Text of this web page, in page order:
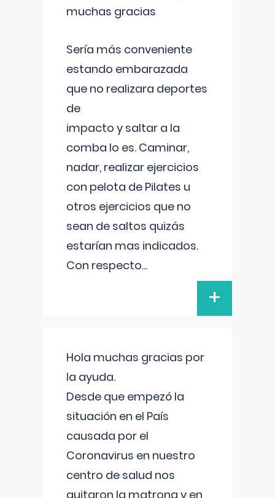
muchas gracias
Sería más conveniente
estando embarazada
que no realizara deportes
de
impacto y saltar a la
comba lo es. Caminar,
nadar, realizar ejercicios
con pelota de Pilates u
otros ejercicios que no
sean de saltos quizás
estarían mas indicados.
Con respecto...
+
Hola muchas gracias por
la ayuda.
Desde que empezó la
situación en el País
causada por el
Coronavirus en nuestro
centro de salud nos
quitaron la matrona y en